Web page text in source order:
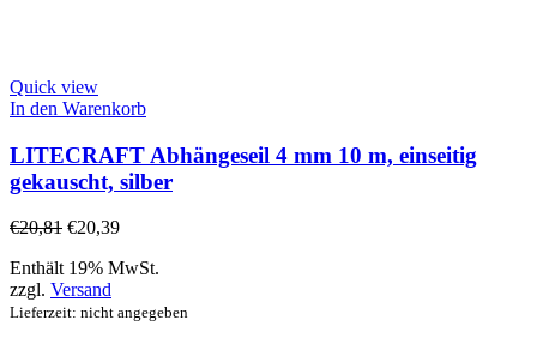
Quick view
In den Warenkorb
LITECRAFT Abhängeseil 4 mm 10 m, einseitig
gekauscht, silber
€20,81 €20,39
Enthält 19% MwSt.
zzgl. Versand
Lieferzeit: nicht angegeben